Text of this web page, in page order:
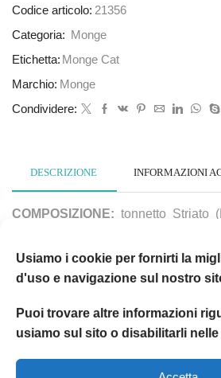
Usiamo i cookie per fornirti la
d'uso e navigazione sul nostro
Puoi trovare altre informazioni
usiamo sul sito o disabilitarli nelle
Codice articolo: 21356
Categoria: Monge
Etichetta: Monge Cat
Marchio: Monge
Condividere:
DESCRIZIONE INFORMAZIONI
COMPOSIZIONE: tonnetto Striato
55%, quinoa 4%, fagiolini 4%,
purificato, tapioca, fruttoligosaccaridi
COMPONENTI ANALITICI:
grezza 0,1%, Grassi grezzi 2%,
78,0%. Energia metabolizzabile
Additivi Nutrizionali:Vitamina E